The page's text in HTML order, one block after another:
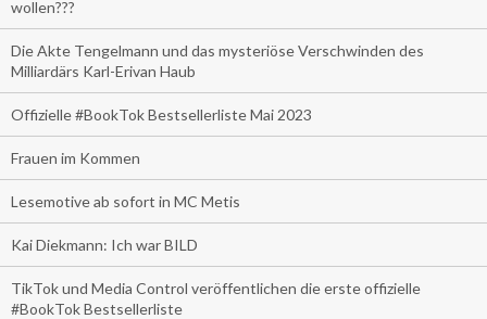
wollen???
Die Akte Tengelmann und das mysteriöse Verschwinden des
Milliardärs Karl-Erivan Haub
Offizielle #BookTok Bestsellerliste Mai 2023
Frauen im Kommen
Lesemotive ab sofort in MC Metis
Kai Diekmann: Ich war BILD
TikTok und Media Control veröffentlichen die erste offizielle
#BookTok Bestsellerliste